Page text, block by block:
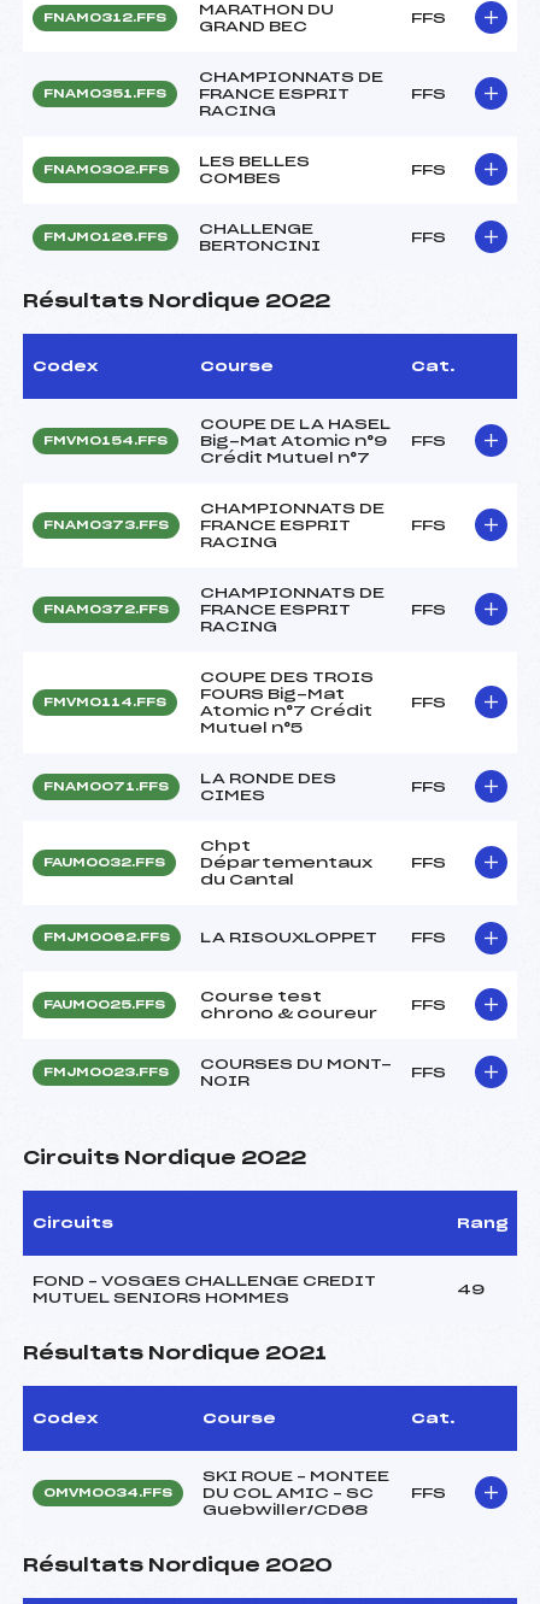
FNAM0312.FFS
MARATHON DU
GRAND BEC
FFS
FNAM0351.FFS
CHAMPIONNATS DE
FRANCE ESPRIT
RACING
FFS
FNAM0302.FFS
LES BELLES
COMBES
FFS
FMJM0126.FFS
CHALLENGE
BERTONCINI
FFS
Résultats Nordique 2022
Codex Course Cat.
FMVM0154.FFS
COUPE DE LA HASEL
Big-Mat Atomic n°9
Crédit Mutuel n°7
FFS
FNAM0373.FFS
CHAMPIONNATS DE
FRANCE ESPRIT
RACING
FFS
FNAM0372.FFS
CHAMPIONNATS DE
FRANCE ESPRIT
RACING
FFS
FMVM0114.FFS
COUPE DES TROIS
FOURS Big-Mat
Atomic n°7 Crédit
Mutuel n°5
FFS
FNAM0071.FFS
LA RONDE DES
CIMES
FFS
FAUM0032.FFS
Chpt
Départementaux
du Cantal
FFS
FMJM0062.FFS LA RISOUXLOPPET FFS
FAUM0025.FFS
Course test
chrono & coureur
FFS
FMJM0023.FFS
COURSES DU MONT-
NOIR
FFS
Circuits Nordique 2022
Circuits Rang
FOND – VOSGES CHALLENGE CREDIT
MUTUEL SENIORS HOMMES
49
Résultats Nordique 2021
Codex Course Cat.
OMVM0034.FFS
SKI ROUE – MONTEE
DU COL AMIC – SC
Guebwiller/CD68
FFS
Résultats Nordique 2020